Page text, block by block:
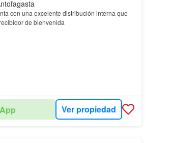
con una excelente distribución interna que
recibidor de bienvenida
Ver propiedad